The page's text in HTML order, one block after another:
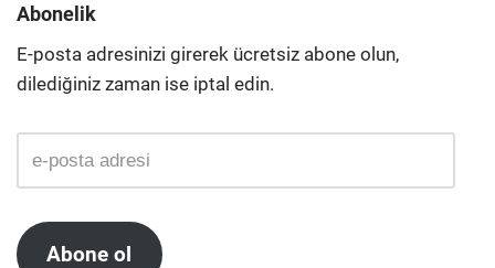
Abonelik
E-posta adresinizi girerek ücretsiz abone olun,
dilediğiniz zaman ise iptal edin.
Abone ol